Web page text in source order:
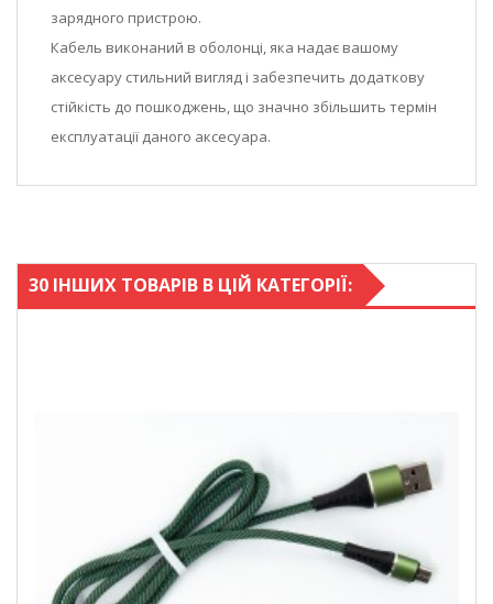
зарядного пристрою.
Кабель виконаний в оболонці, яка надає вашому
аксесуару стильний вигляд і забезпечить додаткову
стійкість до пошкоджень, що значно збільшить термін
експлуатації даного аксесуара.
30 ІНШИХ ТОВАРІВ В ЦІЙ КАТЕГОРІЇ: